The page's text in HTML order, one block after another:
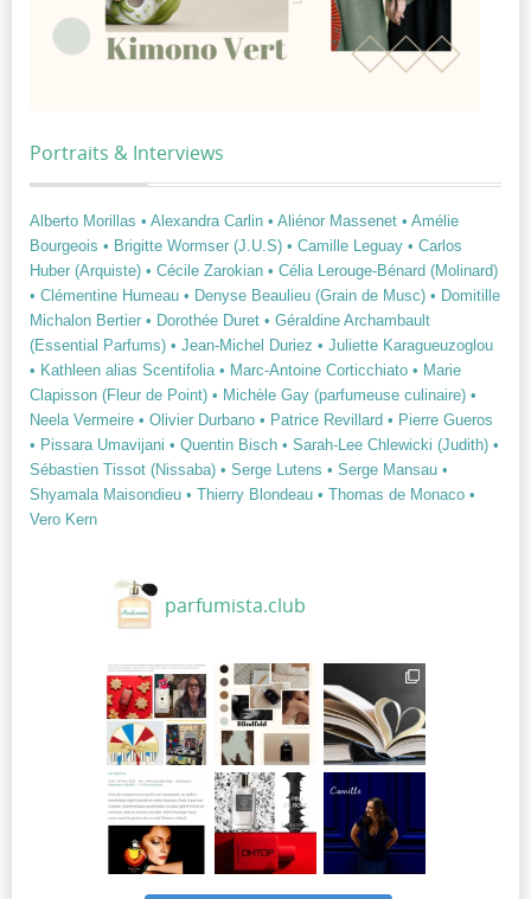
Portraits & Interviews
Alberto Morillas • Alexandra Carlin • Aliénor Massenet • Amélie
Bourgeois • Brigitte Wormser (J.U.S) • Camille Leguay • Carlos
Huber (Arquiste) • Cécile Zarokian • Célia Lerouge-Bénard (Molinard)
• Clémentine Humeau • Denyse Beaulieu (Grain de Musc) • Domitille
Michalon Bertier • Dorothée Duret • Géraldine Archambault
(Essential Parfums) • Jean-Michel Duriez • Juliette Karagueuzoglou
• Kathleen alias Scentifolia • Marc-Antoine Corticchiato • Marie
Clapisson (Fleur de Point) • Michèle Gay (parfumeuse culinaire) •
Neela Vermeire • Olivier Durbano • Patrice Revillard • Pierre Gueros
• Pissara Umavijani • Quentin Bisch • Sarah-Lee Chlewicki (Judith) •
Sébastien Tissot (Nissaba) • Serge Lutens • Serge Mansau •
Shyamala Maisondieu • Thierry Blondeau • Thomas de Monaco •
Vero Kern
parfumista.club